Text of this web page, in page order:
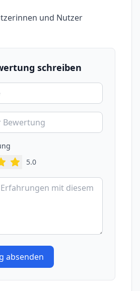
und Nutzer
schreiben
5.0
absenden